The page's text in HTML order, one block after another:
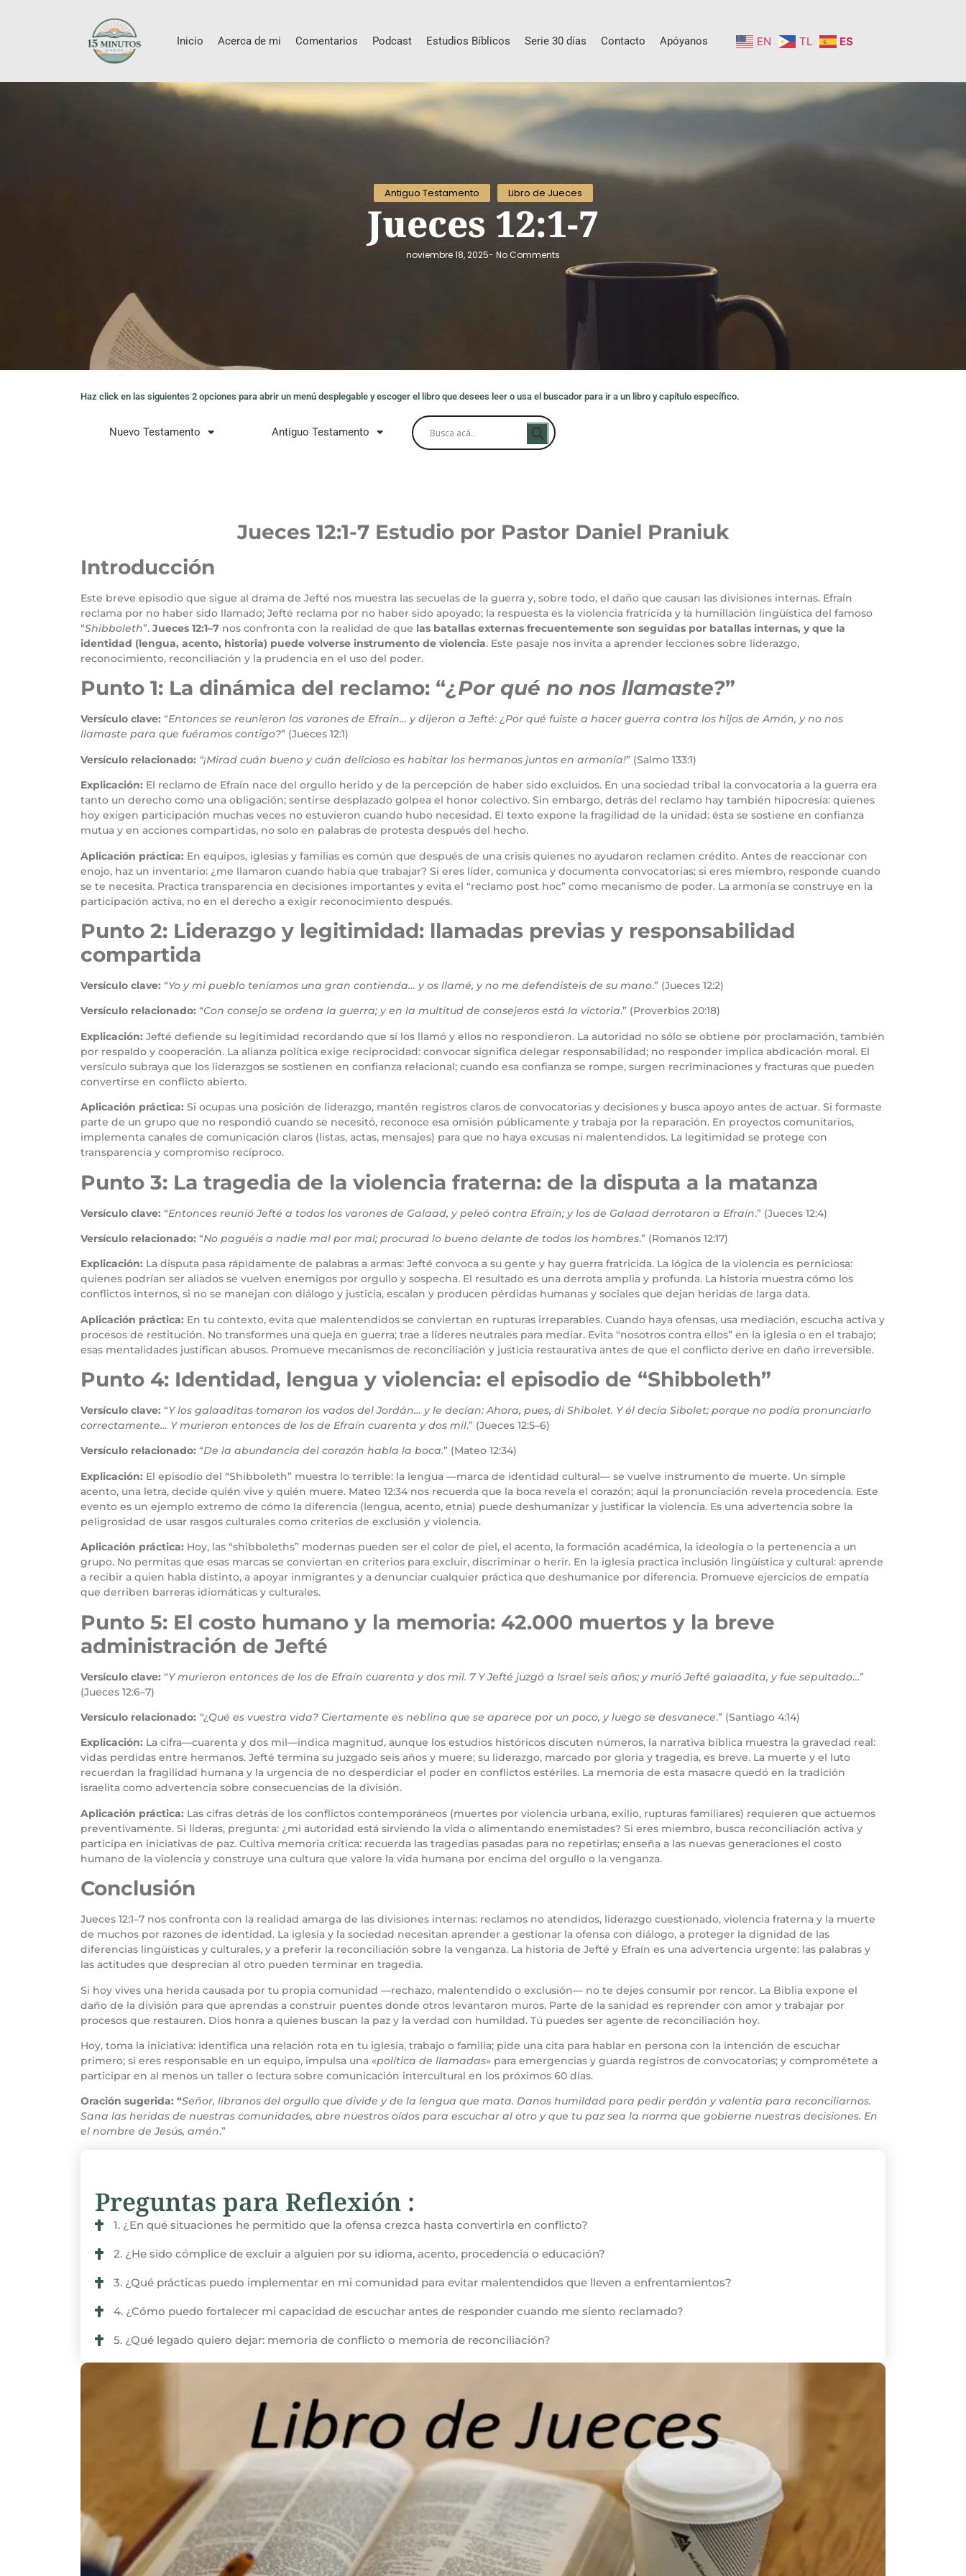
Inicio Acerca de mi Comentarios Podcast Estudios Bíblicos Serie 30 días Contacto Apóyanos EN TL ES
Antiguo Testamento Libro de Jueces
Jueces 12:1-7
noviembre 18, 2025- No Comments
Haz click en las siguientes 2 opciones para abrir un menú desplegable y escoger el libro que desees leer o usa el buscador para ir a un libro y capítulo específico.
Nuevo Testamento Antiguo Testamento
Jueces 12:1-7 Estudio por Pastor Daniel Praniuk
Introducción
Este breve episodio que sigue al drama de Jefté nos muestra las secuelas de la guerra y, sobre todo, el daño que causan las divisiones internas. Efraín
reclama por no haber sido llamado; Jefté reclama por no haber sido apoyado; la respuesta es la violencia fratricida y la humillación lingüística del famoso
“Shibboleth”. Jueces 12:1–7 nos confronta con la realidad de que las batallas externas frecuentemente son seguidas por batallas internas, y que la
identidad (lengua, acento, historia) puede volverse instrumento de violencia. Este pasaje nos invita a aprender lecciones sobre liderazgo,
reconocimiento, reconciliación y la prudencia en el uso del poder.
Punto 1: La dinámica del reclamo: “¿Por qué no nos llamaste?”
Versículo clave: “Entonces se reunieron los varones de Efraín… y dijeron a Jefté: ¿Por qué fuiste a hacer guerra contra los hijos de Amón, y no nos
llamaste para que fuéramos contigo?” (Jueces 12:1)
Versículo relacionado: “¡Mirad cuán bueno y cuán delicioso es habitar los hermanos juntos en armonía!” (Salmo 133:1)
Explicación: El reclamo de Efraín nace del orgullo herido y de la percepción de haber sido excluidos. En una sociedad tribal la convocatoria a la guerra era
tanto un derecho como una obligación; sentirse desplazado golpea el honor colectivo. Sin embargo, detrás del reclamo hay también hipocresía: quienes
hoy exigen participación muchas veces no estuvieron cuando hubo necesidad. El texto expone la fragilidad de la unidad: ésta se sostiene en confianza
mutua y en acciones compartidas, no solo en palabras de protesta después del hecho.
Aplicación práctica: En equipos, iglesias y familias es común que después de una crisis quienes no ayudaron reclamen crédito. Antes de reaccionar con
enojo, haz un inventario: ¿me llamaron cuando había que trabajar? Si eres líder, comunica y documenta convocatorias; si eres miembro, responde cuando
se te necesita. Practica transparencia en decisiones importantes y evita el “reclamo post hoc” como mecanismo de poder. La armonía se construye en la
participación activa, no en el derecho a exigir reconocimiento después.
Punto 2: Liderazgo y legitimidad: llamadas previas y responsabilidad
compartida
Versículo clave: “Yo y mi pueblo teníamos una gran contienda… y os llamé, y no me defendisteis de su mano.” (Jueces 12:2)
Versículo relacionado: “Con consejo se ordena la guerra; y en la multitud de consejeros está la victoria.” (Proverbios 20:18)
Explicación: Jefté defiende su legitimidad recordando que sí los llamó y ellos no respondieron. La autoridad no sólo se obtiene por proclamación, también
por respaldo y cooperación. La alianza política exige reciprocidad: convocar significa delegar responsabilidad; no responder implica abdicación moral. El
versículo subraya que los liderazgos se sostienen en confianza relacional; cuando esa confianza se rompe, surgen recriminaciones y fracturas que pueden
convertirse en conflicto abierto.
Aplicación práctica: Si ocupas una posición de liderazgo, mantén registros claros de convocatorias y decisiones y busca apoyo antes de actuar. Si formaste
parte de un grupo que no respondió cuando se necesitó, reconoce esa omisión públicamente y trabaja por la reparación. En proyectos comunitarios,
implementa canales de comunicación claros (listas, actas, mensajes) para que no haya excusas ni malentendidos. La legitimidad se protege con
transparencia y compromiso recíproco.
Punto 3: La tragedia de la violencia fraterna: de la disputa a la matanza
Versículo clave: “Entonces reunió Jefté a todos los varones de Galaad, y peleó contra Efraín; y los de Galaad derrotaron a Efraín.” (Jueces 12:4)
Versículo relacionado: “No paguéis a nadie mal por mal; procurad lo bueno delante de todos los hombres.” (Romanos 12:17)
Explicación: La disputa pasa rápidamente de palabras a armas: Jefté convoca a su gente y hay guerra fratricida. La lógica de la violencia es perniciosa:
quienes podrían ser aliados se vuelven enemigos por orgullo y sospecha. El resultado es una derrota amplia y profunda. La historia muestra cómo los
conflictos internos, si no se manejan con diálogo y justicia, escalan y producen pérdidas humanas y sociales que dejan heridas de larga data.
Aplicación práctica: En tu contexto, evita que malentendidos se conviertan en rupturas irreparables. Cuando haya ofensas, usa mediación, escucha activa y
procesos de restitución. No transformes una queja en guerra; trae a líderes neutrales para mediar. Evita “nosotros contra ellos” en la iglesia o en el trabajo;
esas mentalidades justifican abusos. Promueve mecanismos de reconciliación y justicia restaurativa antes de que el conflicto derive en daño irreversible.
Punto 4: Identidad, lengua y violencia: el episodio de “Shibboleth”
Versículo clave: “Y los galaaditas tomaron los vados del Jordán… y le decían: Ahora, pues, di Shibolet. Y él decía Sibolet; porque no podía pronunciarlo
correctamente… Y murieron entonces de los de Efraín cuarenta y dos mil.” (Jueces 12:5–6)
Versículo relacionado: “De la abundancia del corazón habla la boca.” (Mateo 12:34)
Explicación: El episodio del “Shibboleth” muestra lo terrible: la lengua —marca de identidad cultural— se vuelve instrumento de muerte. Un simple
acento, una letra, decide quién vive y quién muere. Mateo 12:34 nos recuerda que la boca revela el corazón; aquí la pronunciación revela procedencia. Este
evento es un ejemplo extremo de cómo la diferencia (lengua, acento, etnia) puede deshumanizar y justificar la violencia. Es una advertencia sobre la
peligrosidad de usar rasgos culturales como criterios de exclusión y violencia.
Aplicación práctica: Hoy, las “shibboleths” modernas pueden ser el color de piel, el acento, la formación académica, la ideología o la pertenencia a un
grupo. No permitas que esas marcas se conviertan en criterios para excluir, discriminar o herir. En la iglesia practica inclusión lingüística y cultural: aprende
a recibir a quien habla distinto, a apoyar inmigrantes y a denunciar cualquier práctica que deshumanice por diferencia. Promueve ejercicios de empatía
que derriben barreras idiomáticas y culturales.
Punto 5: El costo humano y la memoria: 42.000 muertos y la breve
administración de Jefté
Versículo clave: “Y murieron entonces de los de Efraín cuarenta y dos mil. 7 Y Jefté juzgó a Israel seis años; y murió Jefté galaadita, y fue sepultado…”
(Jueces 12:6–7)
Versículo relacionado: “¿Qué es vuestra vida? Ciertamente es neblina que se aparece por un poco, y luego se desvanece.” (Santiago 4:14)
Explicación: La cifra—cuarenta y dos mil—indica magnitud, aunque los estudios históricos discuten números, la narrativa bíblica muestra la gravedad real:
vidas perdidas entre hermanos. Jefté termina su juzgado seis años y muere; su liderazgo, marcado por gloria y tragedia, es breve. La muerte y el luto
recuerdan la fragilidad humana y la urgencia de no desperdiciar el poder en conflictos estériles. La memoria de esta masacre quedó en la tradición
israelita como advertencia sobre consecuencias de la división.
Aplicación práctica: Las cifras detrás de los conflictos contemporáneos (muertes por violencia urbana, exilio, rupturas familiares) requieren que actuemos
preventivamente. Si lideras, pregunta: ¿mi autoridad está sirviendo la vida o alimentando enemistades? Si eres miembro, busca reconciliación activa y
participa en iniciativas de paz. Cultiva memoria crítica: recuerda las tragedias pasadas para no repetirlas; enseña a las nuevas generaciones el costo
humano de la violencia y construye una cultura que valore la vida humana por encima del orgullo o la venganza.
Conclusión
Jueces 12:1–7 nos confronta con la realidad amarga de las divisiones internas: reclamos no atendidos, liderazgo cuestionado, violencia fraterna y la muerte
de muchos por razones de identidad. La iglesia y la sociedad necesitan aprender a gestionar la ofensa con diálogo, a proteger la dignidad de las
diferencias lingüísticas y culturales, y a preferir la reconciliación sobre la venganza. La historia de Jefté y Efraín es una advertencia urgente: las palabras y
las actitudes que desprecian al otro pueden terminar en tragedia.
Si hoy vives una herida causada por tu propia comunidad —rechazo, malentendido o exclusión— no te dejes consumir por rencor. La Biblia expone el
daño de la división para que aprendas a construir puentes donde otros levantaron muros. Parte de la sanidad es reprender con amor y trabajar por
procesos que restauren. Dios honra a quienes buscan la paz y la verdad con humildad. Tú puedes ser agente de reconciliación hoy.
Hoy, toma la iniciativa: identifica una relación rota en tu iglesia, trabajo o familia; pide una cita para hablar en persona con la intención de escuchar
primero; si eres responsable en un equipo, impulsa una «política de llamadas» para emergencias y guarda registros de convocatorias; y comprométete a
participar en al menos un taller o lectura sobre comunicación intercultural en los próximos 60 días.
Oración sugerida: “Señor, líbranos del orgullo que divide y de la lengua que mata. Danos humildad para pedir perdón y valentía para reconciliarnos.
Sana las heridas de nuestras comunidades, abre nuestros oídos para escuchar al otro y que tu paz sea la norma que gobierne nuestras decisiones. En
el nombre de Jesús, amén.”
Preguntas para Reflexión :
1. ¿En qué situaciones he permitido que la ofensa crezca hasta convertirla en conflicto?
2. ¿He sido cómplice de excluir a alguien por su idioma, acento, procedencia o educación?
3. ¿Qué prácticas puedo implementar en mi comunidad para evitar malentendidos que lleven a enfrentamientos?
4. ¿Cómo puedo fortalecer mi capacidad de escuchar antes de responder cuando me siento reclamado?
5. ¿Qué legado quiero dejar: memoria de conflicto o memoria de reconciliación?